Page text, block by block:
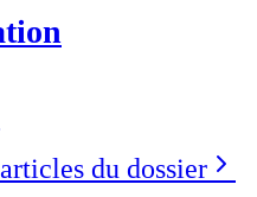
du dossier